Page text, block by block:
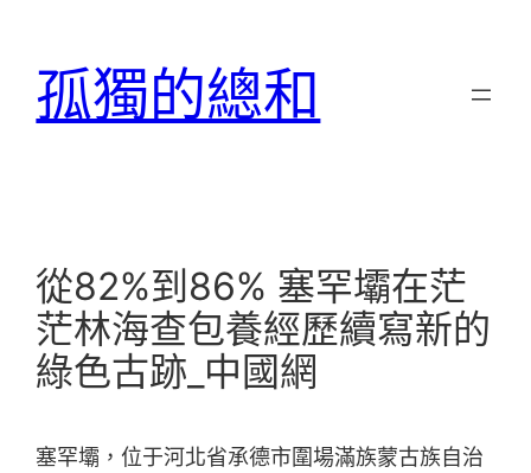
孤獨的總和
從82%到86% 塞罕壩在茫
茫林海查包養經歷續寫新的
綠色古跡_中國網
塞罕壩，位于河北省承德市圍場滿族蒙古族自治